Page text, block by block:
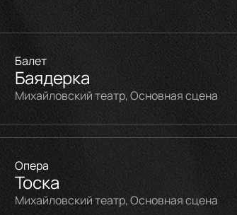
Балет
Баядерка
Михайловский театр, Основная сцена
Опера
Тоска
Михайловский театр, Основная сцена